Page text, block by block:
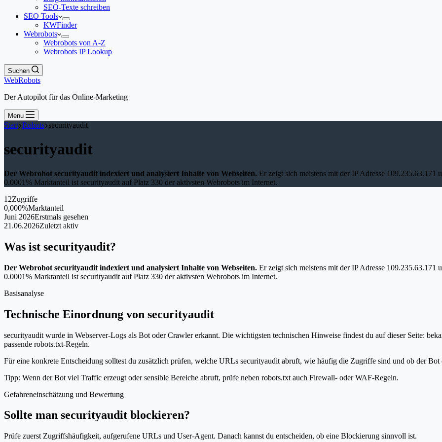
SEO-Texte schreiben
SEO Tools
KWFinder
Webrobots
Webrobots von A-Z
Webrobots IP Lookup
Suchen
WebRobots
Der Autopilot für das Online-Marketing
Menu
Start Robots securityaudit
securityaudit
Der Webrobot securityaudit indexiert und analysiert Inhalte von Webseiten. Er zeigt sich meistens mit der IP Adresse
0.0001% Marktanteil ist securityaudit auf Platz 330 der aktivsten Webrobots im Internet.
12Zugriffe
0,000%Marktanteil
Juni 2026Erstmals gesehen
21.06.2026Zuletzt aktiv
Was ist securityaudit?
Der Webrobot securityaudit indexiert und analysiert Inhalte von Webseiten. Er zeigt sich meistens mit der IP Adresse
0.0001% Marktanteil ist securityaudit auf Platz 330 der aktivsten Webrobots im Internet.
Basisanalyse
Technische Einordnung von securityaudit
securityaudit wurde in Webserver-Logs als Bot oder Crawler erkannt. Die wichtigsten technischen Hinweise findest du auf dieser Seite:
passende robots.txt-Regeln.
Für eine konkrete Entscheidung solltest du zusätzlich prüfen, welche URLs securityaudit abruft, wie häufig die Zugriffe sind und ob der Bot
Tipp: Wenn der Bot viel Traffic erzeugt oder sensible Bereiche abruft, prüfe neben robots.txt auch Firewall- oder WAF-Regeln.
Gefahreneinschätzung und Bewertung
Sollte man securityaudit blockieren?
Prüfe zuerst Zugriffshäufigkeit, aufgerufene URLs und User-Agent. Danach kannst du entscheiden, ob eine Blockierung sinnvoll ist.